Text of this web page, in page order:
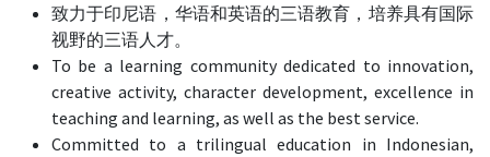
致力于印尼语，华语和英语的三语教育，培养具有国际
视野的三语人才。
To be a learning community dedicated to innovation,
creative activity, character development, excellence in
teaching and learning, as well as the best service.
Committed to a trilingual education in Indonesian,